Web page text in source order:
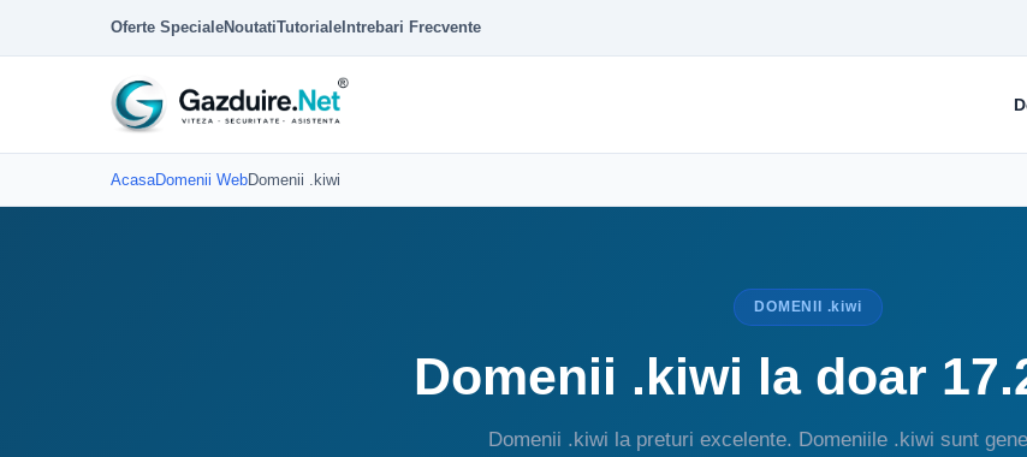
Oferte SpecialeNoutatiTutoriale Intrebari Frecvente
AcasaDomenii WebDomenii .kiwi
DOMENII .kiwi
Domenii .kiwi la doar
Domenii .kiwi la preturi excelente. Domeniile .kiwi sunt